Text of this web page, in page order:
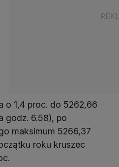
o 1,4 proc. do 5262,66
godz. 6.58), po
maksimum 5266,37
roku kruszec